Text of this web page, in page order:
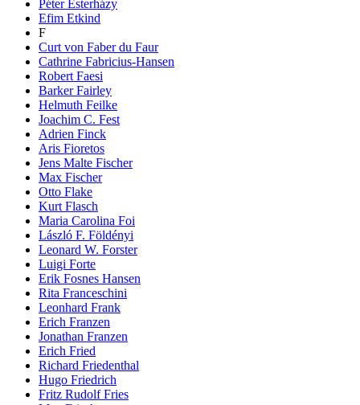
Péter Esterházy
Efim Etkind
F
Curt von Faber du Faur
Cathrine Fabricius-Hansen
Robert Faesi
Barker Fairley
Helmuth Feilke
Joachim C. Fest
Adrien Finck
Aris Fioretos
Jens Malte Fischer
Max Fischer
Otto Flake
Kurt Flasch
Maria Carolina Foi
László F. Földényi
Leonard W. Forster
Luigi Forte
Erik Fosnes Hansen
Rita Franceschini
Leonhard Frank
Erich Franzen
Jonathan Franzen
Erich Fried
Richard Friedenthal
Hugo Friedrich
Fritz Rudolf Fries